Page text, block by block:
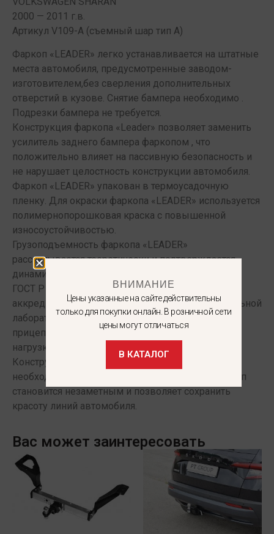
2000 — 2011 г.в.
Артикул V109-A (съемный шар тип A)
Фаркоп «LEADER» легко устанавливается на штатные
места автомобиля, предусмотренные заводом-
изготовителем,без сверления дополнительных
отверстий в кузове. Снятие бампера необходимо .
Подрезки бампера не требуется.
Конструкция фаркопа «Leader» позволяет заменить
усилитель заднего бампера фаркопом , что
положительно влияет на пассивную безопасность и
не нарушает целостность конструкции автомобиля.
Фаркоп «LEADER» упакован в термоусадочную
пленку. Для окраски фаркопа «LEADER» используется
полимернопорошковая краска с повышенной
износоустойчивостью.
Грузоподъемность фаркопа «LEADER»
рассчитывается теоретически и подтверждается
динамическими испытаниями , проводимыми по
ГОСТ Р 41.55-2005 (приложение 7) в
аккредитованной сертифицированной испытательной
лаборатории. Максимальная масса буксируемого
прицепа 1300 кг. при статической вертикальной
нагрузке на шар 75 кг.(сертификат соответствия).
Конструкция фаркопа «LEADER» позволяет при
необходимости легко демонтировать шар. Фаркоп
становится незаметным и позволяет сохранить
красоту линий автомобиля.
Вас может заинтересовать
ВНИМАНИЕ
Цены указанные на сайте действительны
только для покупки онлайн. В розничной сети
цены могут отличаться
В КАТАЛОГ